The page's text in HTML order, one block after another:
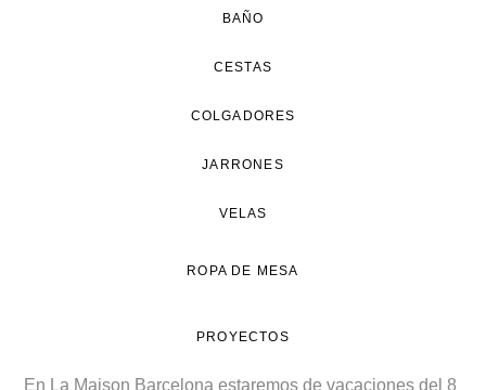
BAÑO
CESTAS
COLGADORES
JARRONES
VELAS
ROPA DE MESA
PROYECTOS
En La Maison Barcelona estaremos de vacaciones del 8